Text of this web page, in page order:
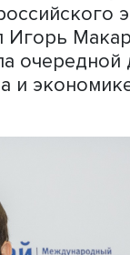
Макаров